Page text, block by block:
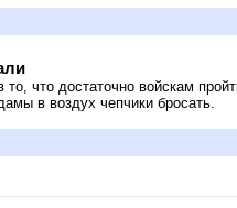
что достаточно войскам
в воздух чепчики бросать.